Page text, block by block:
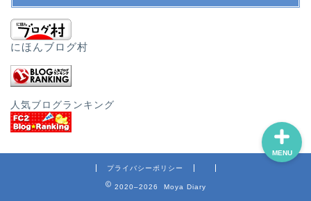
にほんブログ村
人気ブログランキング
プライバシーポリシー
2020–2026 Moya Diary
MENU